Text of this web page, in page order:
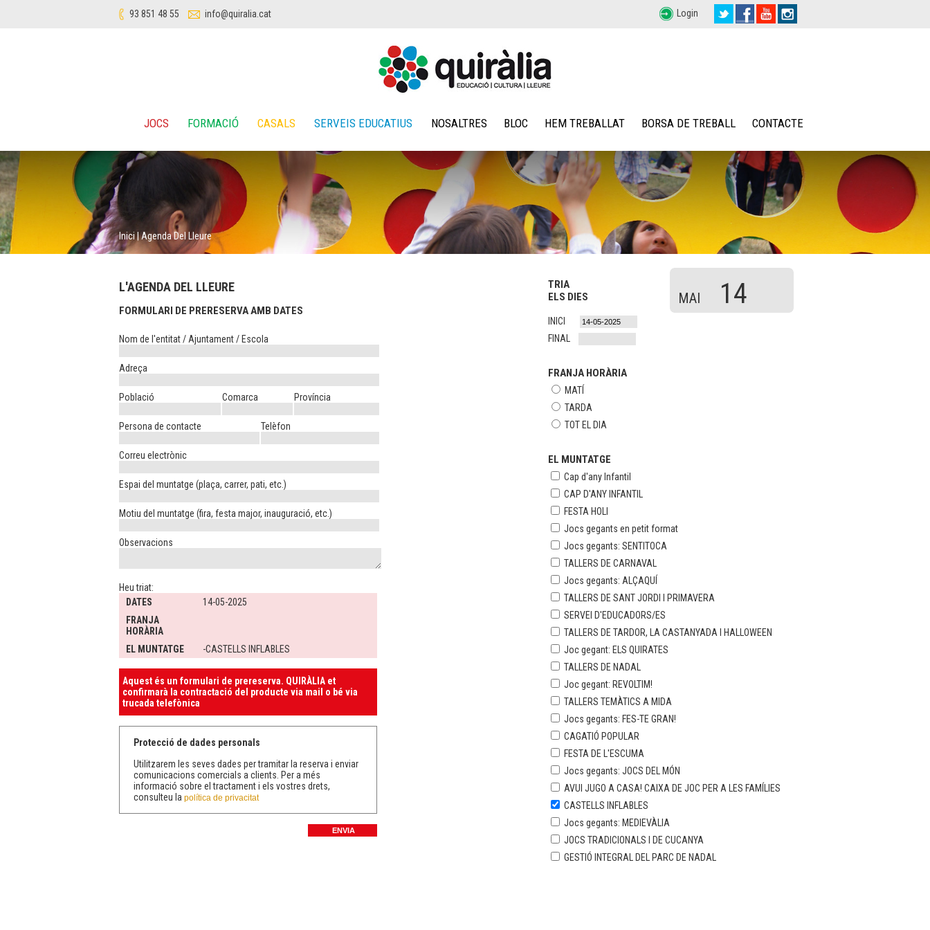
93 851 48 55 info@quiralia.cat Login
JOCS FORMACIÓ CASALS SERVEIS EDUCATIUS NOSALTRES BLOC HEM TREBALLAT BORSA DE TREBALL CONTACTE
Inici|Agenda Del Lleure
L'AGENDA DEL LLEURE
FORMULARI DE PRERESERVA AMB DATES
Nom de l'entitat / Ajuntament / Escola
Adreça
Població Comarca Província
Persona de contacte Telèfon
Correu electrònic
Espai del muntatge (plaça, carrer, pati, etc.)
Motiu del muntatge (fira, festa major, inauguració, etc.)
Observacions
Heu triat:
DATES
14-05-2025
FRANJA
HORÀRIA
EL MUNTATGE
-CASTELLS INFLABLES
Aquest és un formulari de prereserva. QUIRÀLIA et
confirmarà la contractació del producte via mail o bé via
trucada telefònica
Protecció de dades personals
Utilitzarem les seves dades per tramitar la reserva i enviar
comunicacions comercials a clients. Per a més
informació sobre el tractament i els vostres drets,
consulteu la política de privacitat
TRIA
ELS DIES
MAI 14
INICI
FINAL
FRANJA HORÀRIA
MATÍ
TARDA
TOT EL DIA
EL MUNTATGE
Cap d'any Infantil
CAP D'ANY INFANTIL
FESTA HOLI
Jocs gegants en petit format
Jocs gegants: SENTITOCA
TALLERS DE CARNAVAL
Jocs gegants: ALÇAQUÍ
TALLERS DE SANT JORDI I PRIMAVERA
SERVEI D'EDUCADORS/ES
TALLERS DE TARDOR, LA CASTANYADA I HALLOWEEN
Joc gegant: ELS QUIRATES
TALLERS DE NADAL
Joc gegant: REVOLTIM!
TALLERS TEMÀTICS A MIDA
Jocs gegants: FES-TE GRAN!
CAGATIÓ POPULAR
FESTA DE L'ESCUMA
Jocs gegants: JOCS DEL MÓN
AVUI JUGO A CASA! CAIXA DE JOC PER A LES FAMÍLIES
CASTELLS INFLABLES
Jocs gegants: MEDIEVÀLIA
JOCS TRADICIONALS I DE CUCANYA
GESTIÓ INTEGRAL DEL PARC DE NADAL